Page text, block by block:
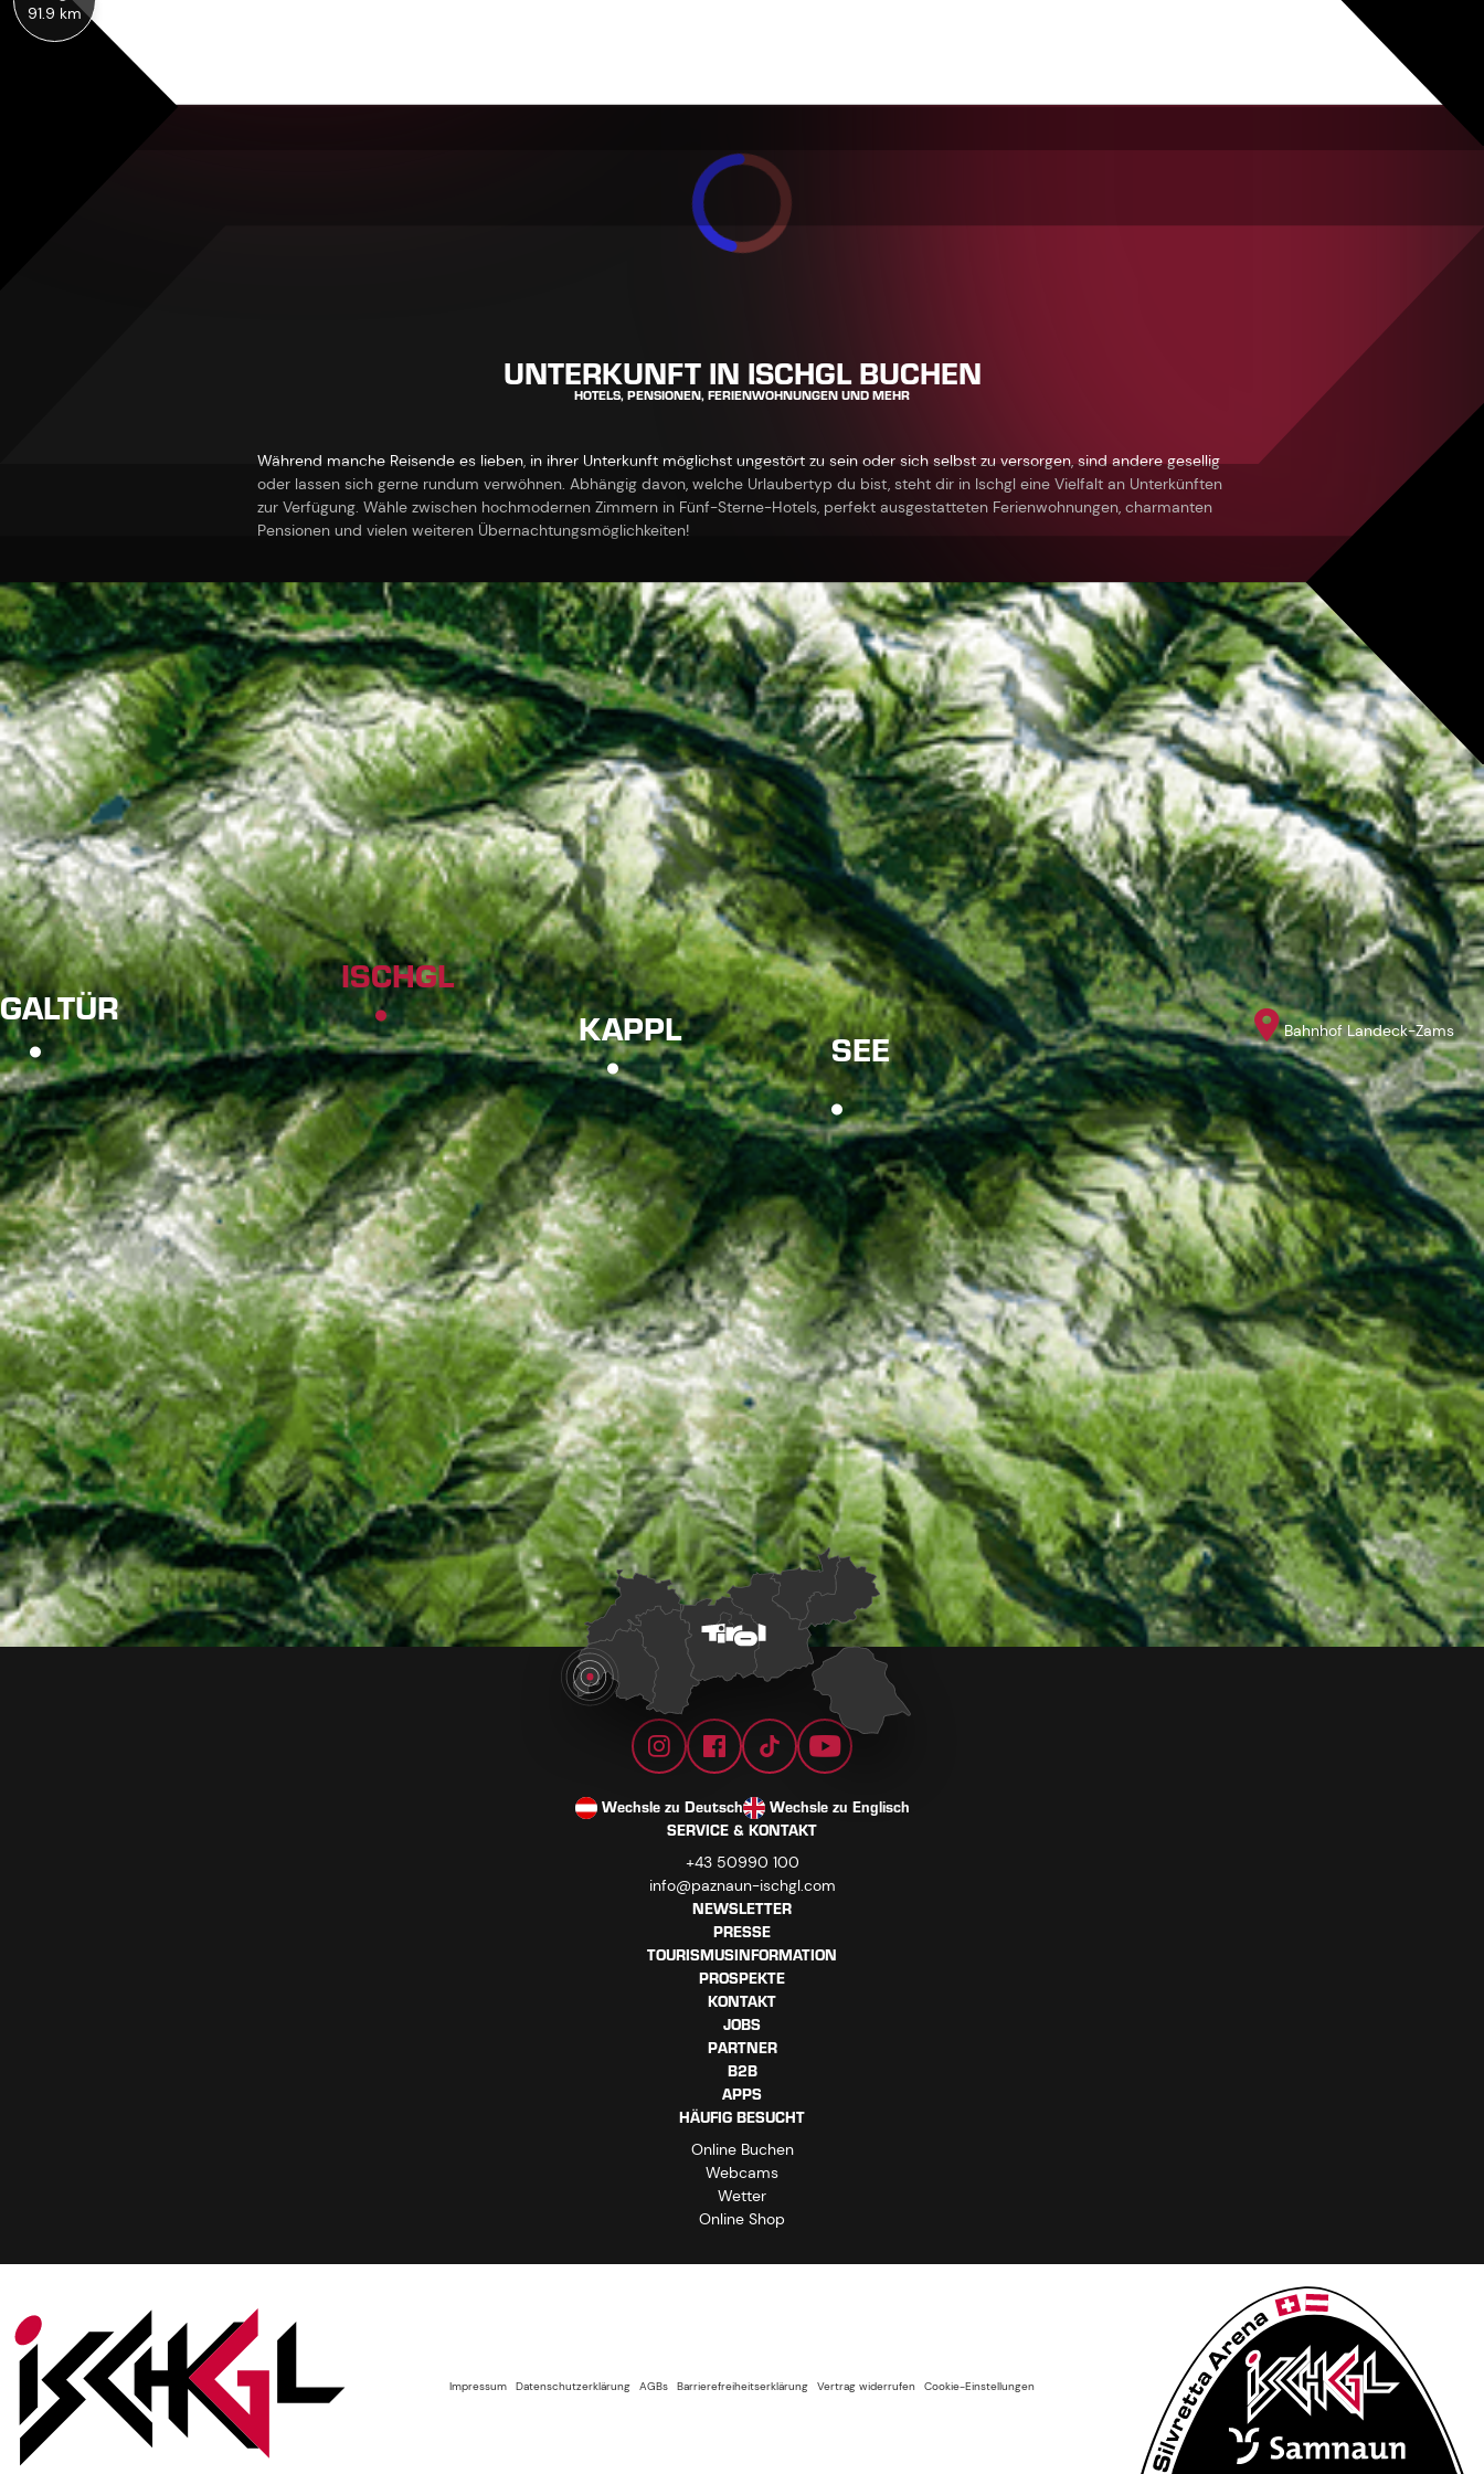
91.9 km
UNTERKUNFT IN ISCHGL BUCHEN
HOTELS, PENSIONEN, FERIENWOHNUNGEN UND MEHR
Während manche Reisende es lieben, in ihrer Unterkunft möglichst ungestört zu sein oder sich selbst zu versorgen, sind andere gesellig
oder lassen sich gerne rundum verwöhnen. Abhängig davon, welche Urlaubertyp du bist, steht dir in Ischgl eine Vielfalt an Unterkünften
zur Verfügung. Wähle zwischen hochmodernen Zimmern in Fünf-Sterne-Hotels, perfekt ausgestatteten Ferienwohnungen, charmanten
Pensionen und vielen weiteren Übernachtungsmöglichkeiten!
GALTÜR
ISCHGL
KAPPL
SEE Bahnhof Landeck-Zams
Wechsle zu Deutsch
Wechsle zu Englisch
SERVICE & KONTAKT
+43 50990 100
info@paznaun-ischgl.com
NEWSLETTER
PRESSE
TOURISMUSINFORMATION
PROSPEKTE
KONTAKT
JOBS
PARTNER
B2B
APPS
HÄUFIG BESUCHT
Online Buchen
Webcams
Wetter
Online Shop
Impressum Datenschutzerklärung AGBs Barrierefreiheitserklärung Vertrag widerrufen Cookie-Einstellungen